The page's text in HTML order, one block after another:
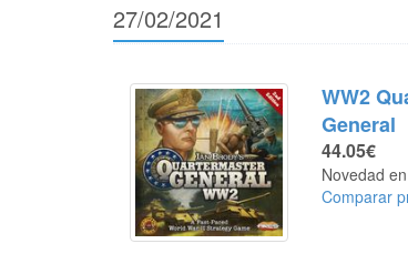
27/02/2021
WW2
General
44.05€
Novedad
Comparar